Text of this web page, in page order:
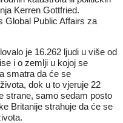
Kerren Gottfried.
Global Public Affairs za
je 16.262 ljudi u više od
i o zemlji u kojoj se
smatra da će se
dok u to vjeruje 22
strane, samo sedam posto
Britanije strahuje da će se